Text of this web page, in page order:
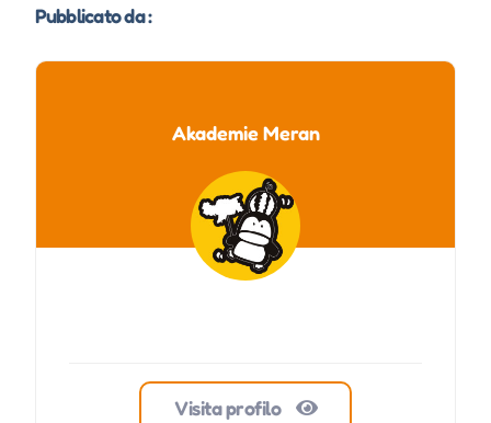
Pubblicato da :
Akademie Meran
Visita profilo